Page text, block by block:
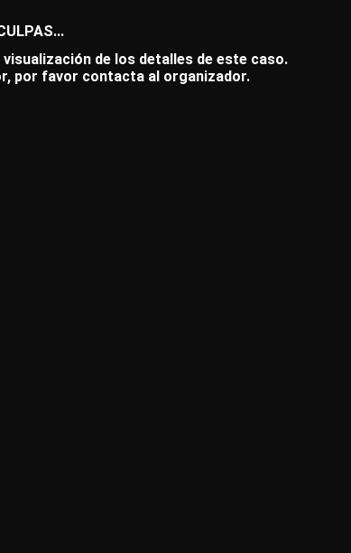
de los detalles de este caso.
por favor contacta al organizador.